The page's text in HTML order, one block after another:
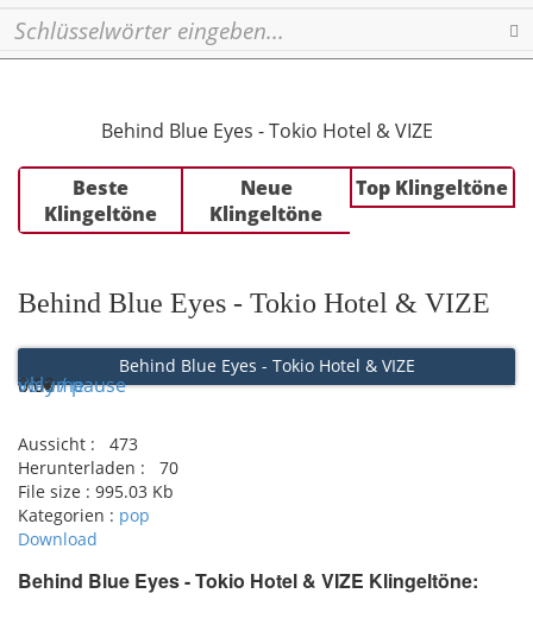
Behind Blue Eyes - Tokio Hotel & VIZE
Beste
Klingeltöne
Neue
Klingeltöne
Top Klingeltöne
Behind Blue Eyes - Tokio Hotel & VIZE
Behind Blue Eyes - Tokio Hotel & VIZE
Play / pause
0:00
0:00
volume
Aussicht :
473
Herunterladen :
70
File size : 995.03 Kb
Kategorien : pop
Download
Behind Blue Eyes - Tokio Hotel & VIZE Klingeltöne: